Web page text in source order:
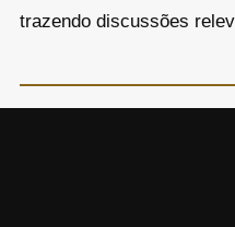
trazendo discussões